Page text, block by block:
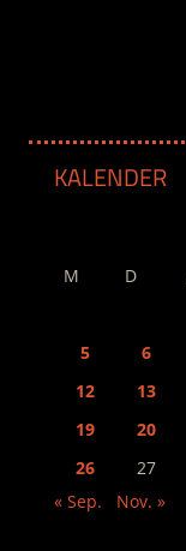
KALENDER
M D
5
6
12
13
19
20
26
27
« Sep.
Nov. »